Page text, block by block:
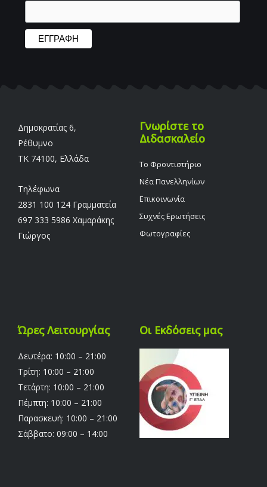
Δημοκρατίας 6,
Ρέθυμνο
TK 74100, Ελλάδα
Τηλέφωνα
2831 100 124 Γραμματεία
697 333 5986 Χαμαράκης
Γιώργος
Γνωρίστε το
Διδασκαλείο
Το Φροντιστήριο
Νέα Πανελληνίων
Επικοινωνία
Συχνές Ερωτήσεις
Φωτογραφίες
Ώρες Λειτουργίας
Δευτέρα: 10:00 – 21:00
Τρίτη: 10:00 – 21:00
Τετάρτη: 10:00 – 21:00
Πέμπτη: 10:00 – 21:00
Παρασκευή: 10:00 – 21:00
Σάββατο: 09:00 – 14:00
Οι Εκδόσεις μας